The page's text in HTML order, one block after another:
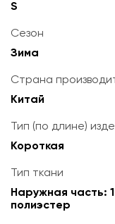
S
Сезон
Зима
Страна
Китай
Тип (по длине)
Короткая
Тип ткани
Наружная часть:
полиэстер